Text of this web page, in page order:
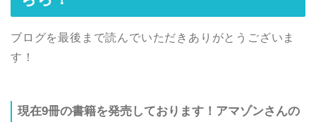
ブログを最後まで読んでいただきありがとうございま
す！
現在9冊の書籍を発売しております！アマゾンさんの